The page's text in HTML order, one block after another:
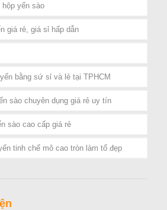
yến sào
giá rẻ, giá sỉ hấp dẫn
bằng sứ sỉ và lẻ tại TPHCM
sào chuyên dụng giá rẻ uy tín
sào cao cấp giá rẻ
tinh chế mô cao tròn làm tổ đẹp